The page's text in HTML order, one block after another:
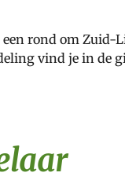
rond om Zuid-
vind je in de